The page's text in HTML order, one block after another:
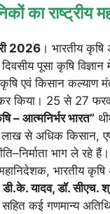
का
2026 । भारतीय
पूसा कृषि
एवं किसान कल्याण
किया। 25 से 27
– आत्मनिर्भर भारत”
से अधिक किसान,
भाग ले रहे
भारतीय कृषि
यादव, डॉ. सीएच.
कई गणमान्य